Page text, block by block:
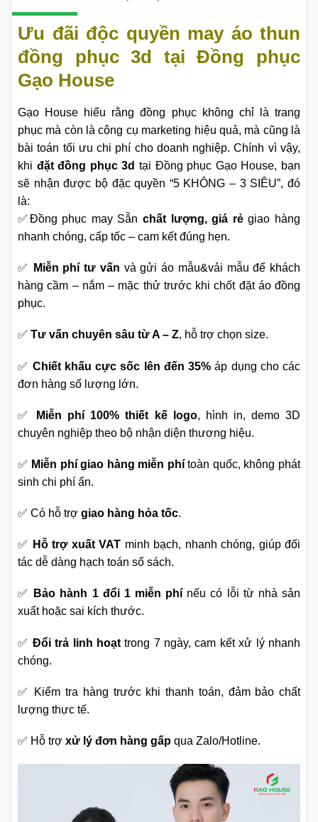
Ưu đãi độc quyền may áo thun
đồng phục 3d tại Đồng phục
Gạo House
Gạo House hiểu rằng đồng phục không chỉ là trang
phục mà còn là công cụ marketing hiệu quả, mà cũng là
bài toán tối ưu chi phí cho doanh nghiệp. Chính vì vậy,
khi đặt đồng phục 3d tại Đồng phục Gạo House, bạn
sẽ nhận được bộ đặc quyền “5 KHÔNG – 3 SIÊU”, đó
là:
✅Đồng phục may Sẵn chất lượng, giá rẻgiao hàng
nhanh chóng, cấp tốc – cam kết đúng hẹn.
✅ Miễn phí tư vấn và gửi áo mẫu&vải mẫu để khách
hàng cầm – nắm – mặc thử trước khi chốt đặt áo đồng
phục.
✅ Tư vấn chuyên sâu từ A – Z, hỗ trợ chọn size.
✅ Chiết khấu cực sốc lên đến 35% áp dụng cho các
đơn hàng số lượng lớn.
✅ Miễn phí 100% thiết kế logo, hình in, demo 3D
chuyên nghiệp theo bộ nhận diện thương hiệu.
✅ Miễn phí giao hàng miễn phítoàn quốc, không phát
sinh chi phí ẩn.
✅ Có hỗ trợ giao hàng hỏa tốc.
✅ Hỗ trợ xuất VAT minh bạch, nhanh chóng, giúp đối
tác dễ dàng hạch toán sổ sách.
✅ Bảo hành 1 đổi 1 miễn phí nếu có lỗi từ nhà sản
xuất hoặc sai kích thước.
✅ Đổi trả linh hoạttrong 7 ngày, cam kết xử lý nhanh
chóng.
✅ Kiểm tra hàng trước khi thanh toán, đảm bảo chất
lượng thực tế.
✅ Hỗ trợ xử lý đơn hàng gấp qua Zalo/Hotline.